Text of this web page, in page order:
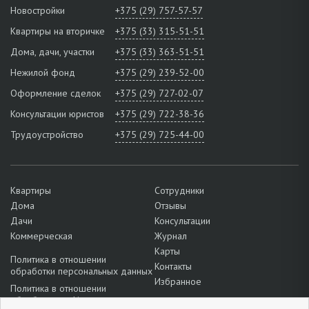
Новостройки
+375 (29) 757-57-57
Квартиры на вторичке
+375 (33) 315-51-51
Дома, дачи, участки
+375 (33) 363-51-51
Нежилой фонд
+375 (29) 239-52-00
Оформление сделок
+375 (29) 727-02-07
Консультации юристов
+375 (29) 722-38-36
Трудоустройство
+375 (29) 725-44-00
Квартиры
Дома
Дачи
Коммерческая
Политика в отношении
обработки персональных данных
Политика в отношении
обработки cookie
Сотрудники
Отзывы
Консультации
Журнал
Карты
Контакты
Избранное